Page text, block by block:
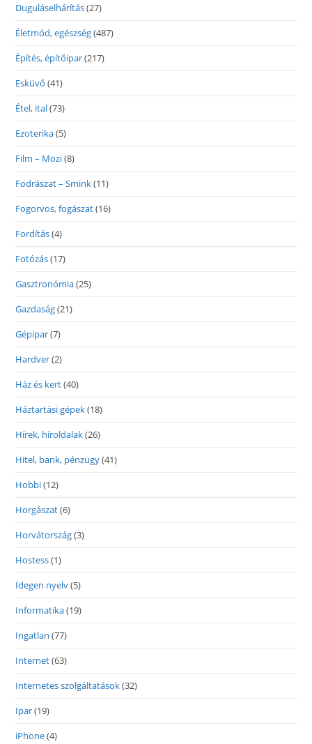
Duguláselhárítás(27)
Életmód, egészség(487)
Építés, építőipar(217)
Esküvő (41)
Étel, ital(73)
Ezoterika(5)
Film – Mozi(8)
Fodrászat – Smink(11)
Fogorvos, fogászat(16)
Fordítás(4)
Fotózás(17)
Gasztronómia(25)
Gazdaság(21)
Gépipar(7)
Hardver(2)
Ház és kert(40)
Háztartási gépek(18)
Hírek, híroldalak(26)
Hitel, bank, pénzügy(41)
Hobbi(12)
Horgászat(6)
Horvátország(3)
Hostess(1)
Idegen nyelv(5)
Informatika(19)
Ingatlan (77)
Internet(63)
Internetes szolgáltatások(32)
Ipar(19)
iPhone(4)